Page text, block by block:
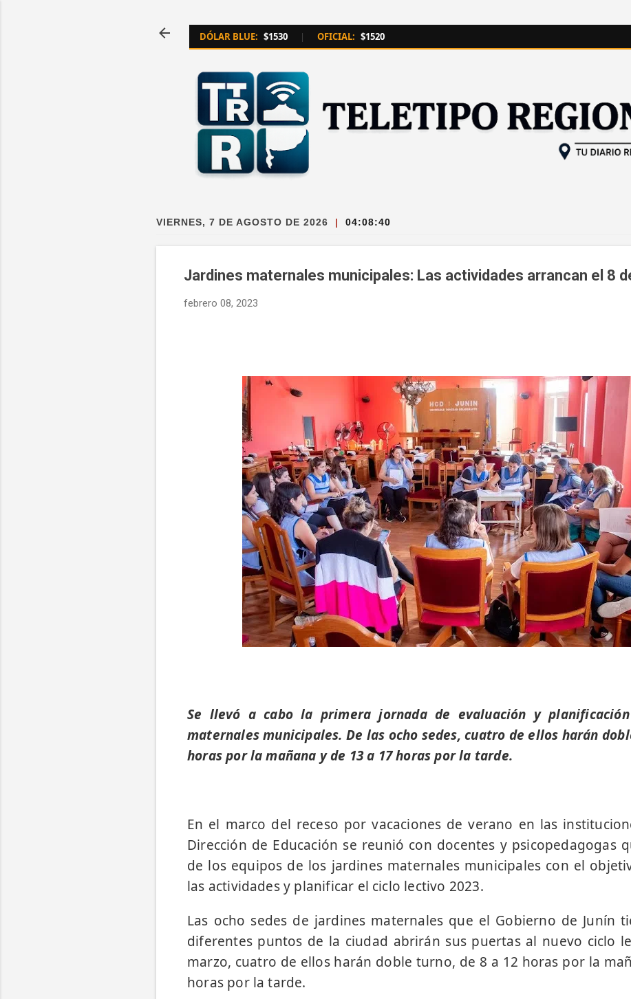
DÓLAR BLUE: $1530 | OFICIAL: $1520
VIERNES, 7 DE AGOSTO DE 2026 | 04:08:42
Jardines maternales municipales: Las actividades arrancan el 8
febrero 08, 2023
Se llevó a cabo la primera jornada de evaluación y
maternales municipales. De las ocho sedes,cuatro de ellos harán
horas por la mañana y de 13 a 17 horas por la tarde.
En el marco del receso por vacaciones de verano en las
Dirección de Educación se reunió con docentes y psicopedagogas
de los equipos de los jardines maternales municipales con el
las actividades y planificar el ciclo lectivo 2023.
Las ocho sedes de jardines maternales que el Gobierno de Junín
diferentes puntos de la ciudad abrirán sus puertas al nuevo ciclo
marzo, cuatro de ellos harán doble turno, de 8 a 12 horas por la
horas por la tarde.